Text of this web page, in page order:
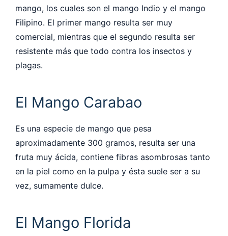
mango, los cuales son el mango Indio y el mango
Filipino. El primer mango resulta ser muy
comercial, mientras que el segundo resulta ser
resistente más que todo contra los insectos y
plagas.
El Mango Carabao
Es una especie de mango que pesa
aproximadamente 300 gramos, resulta ser una
fruta muy ácida, contiene fibras asombrosas tanto
en la piel como en la pulpa y ésta suele ser a su
vez, sumamente dulce.
El Mango Florida